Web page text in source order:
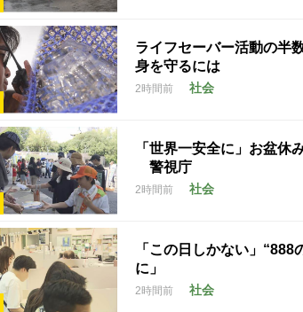
ライフセーバー活動の半
身を守るには
2時間前 社会
「世界一安全に」お盆休
警視庁
2時間前 社会
「この日しかない」
に」
2時間前 社会